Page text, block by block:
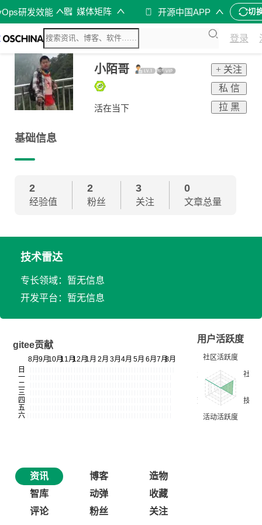
研发效能 媒体矩阵 开源中国APP 切
登录
小陌哥
活在当下
+ 关注
私 信
拉 黑
基础信息
2
经验值
2
粉丝
3
关注
0
文章总量
技术雷达
专长领域：暂无信息
开发平台：暂无信息
gitee贡献
用户活跃度
资讯 博客
造物
智库
动弹
收藏
评论
粉丝 关注